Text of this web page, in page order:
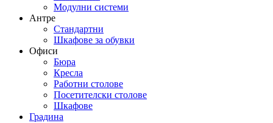
Модулни системи
Антре
Стандартни
Шкафове за обувки
Офиси
Бюра
Кресла
Работни столове
Посетителски столове
Шкафове
Градина